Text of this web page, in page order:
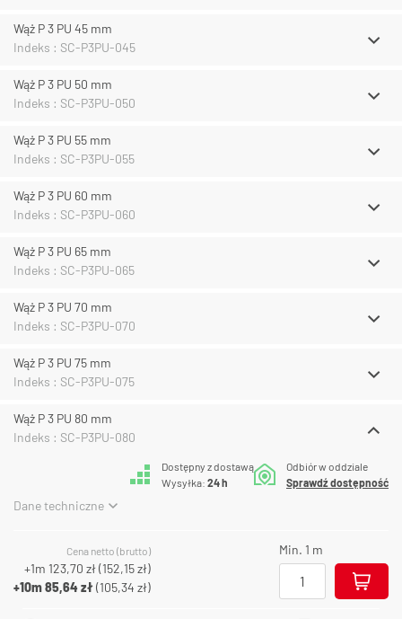
Wąż P 3 PU 45 mm
Indeks : SC-P3PU-045
Wąż P 3 PU 50 mm
Indeks : SC-P3PU-050
Wąż P 3 PU 55 mm
Indeks : SC-P3PU-055
Wąż P 3 PU 60 mm
Indeks : SC-P3PU-060
Wąż P 3 PU 65 mm
Indeks : SC-P3PU-065
Wąż P 3 PU 70 mm
Indeks : SC-P3PU-070
Wąż P 3 PU 75 mm
Indeks : SC-P3PU-075
Wąż P 3 PU 80 mm
Indeks : SC-P3PU-080
Dostępny z dostawą
Wysyłka: 24 h
Odbiór w oddziale
Sprawdź dostępność
Dane techniczne
Cena netto (brutto)
+1m 123,70 zł(152,15 zł)
+10m85,64 zł(105,34 zł)
Min. 1 m